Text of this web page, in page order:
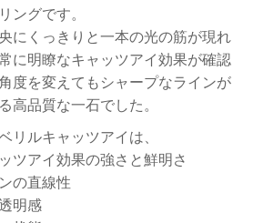
ングです。
にくっきりと一本の光の筋が現れ
に明瞭なキャッツアイ効果が確認
度を変えてもシャープなラインが
高品質な一石でした。
リルキャッツアイは、
ツアイ効果の強さと鮮明さ
の直線性
明感